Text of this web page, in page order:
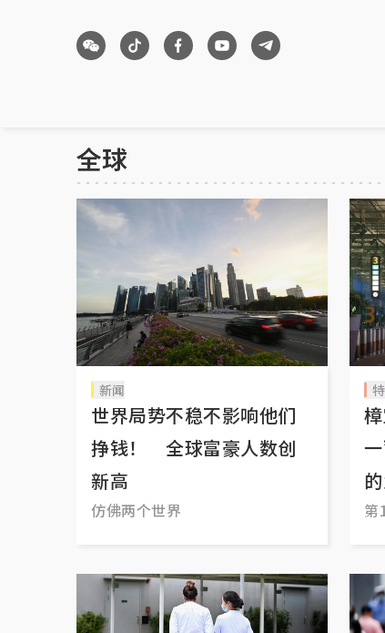
全球
新闻
世界局势不稳不影响他们
挣钱！ 全球富豪人数创
新高
仿佛两个世界 第